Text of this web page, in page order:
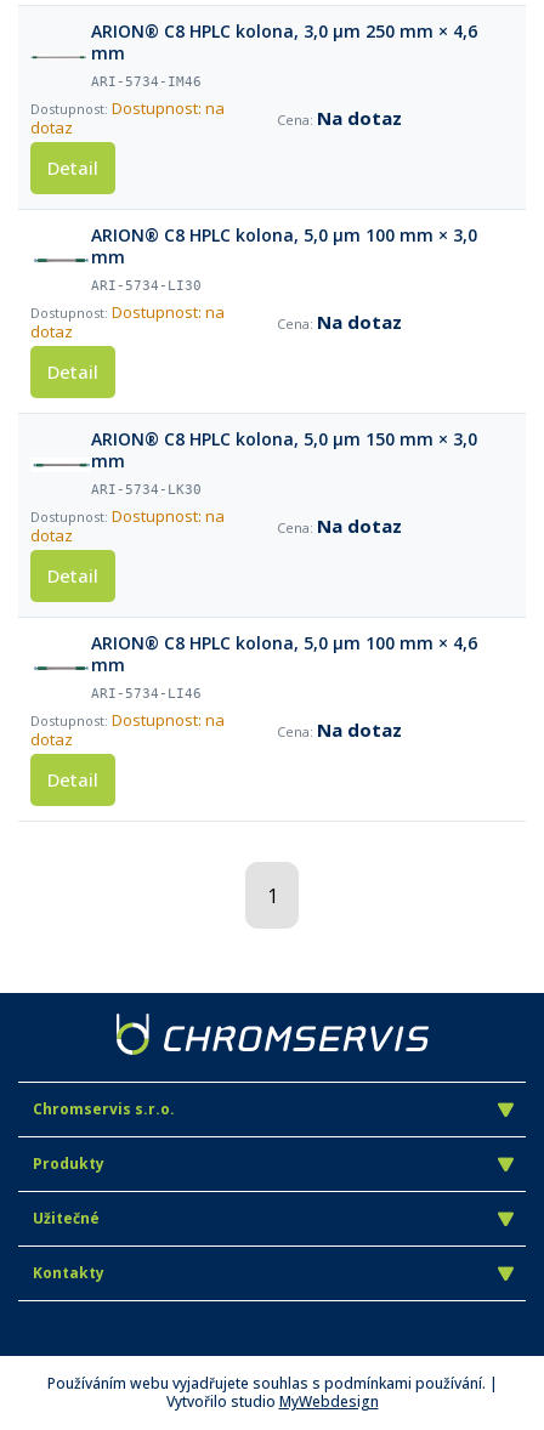
ARION® C8 HPLC kolona, 3,0 µm 250 mm × 4,6
mm
ARI-5734-IM46
Dostupnost: na
dotaz
Na dotaz
Detail
ARION® C8 HPLC kolona, 5,0 µm 100 mm × 3,0
mm
ARI-5734-LI30
Dostupnost: na
dotaz
Na dotaz
Detail
ARION® C8 HPLC kolona, 5,0 µm 150 mm × 3,0
mm
ARI-5734-LK30
Dostupnost: na
dotaz
Na dotaz
Detail
ARION® C8 HPLC kolona, 5,0 µm 100 mm × 4,6
mm
ARI-5734-LI46
Dostupnost: na
dotaz
Na dotaz
Detail
1
Chromservis s.r.o.
Produkty
Užitečné
Kontakty
Používáním webu vyjadřujete souhlas s podmínkami používání. |
Vytvořilo studio MyWebdesign